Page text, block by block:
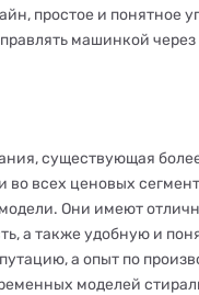
простое и понятное
машинкой через
существующая
всех ценовых
Они имеют
а также удобную и
а опыт по
моделей